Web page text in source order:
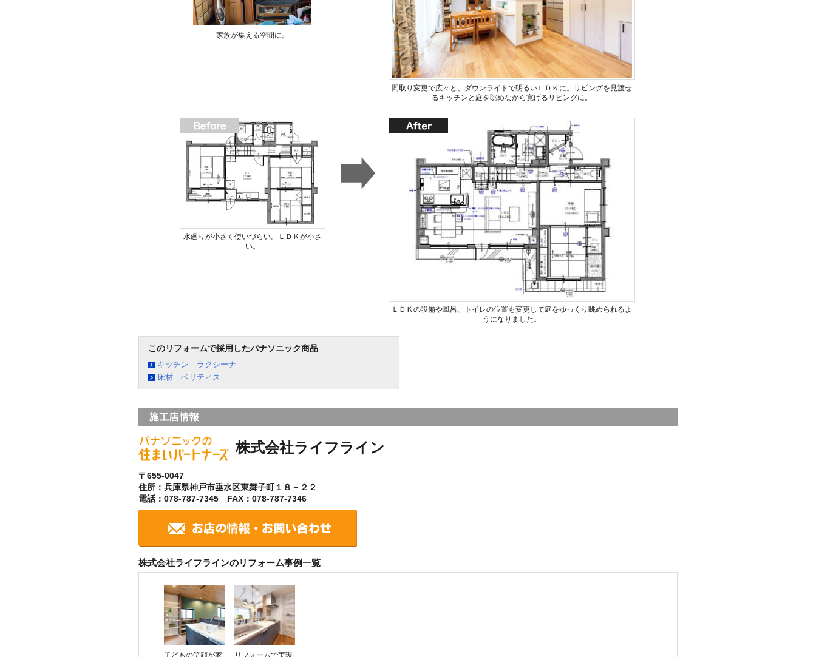
家族が集える空間に。
間取り変更で広々と、ダウンライトで明るいＬＤＫに。リビングを見渡せ
るキッチンと庭を眺めながら寛げるリビングに。
水廻りが小さく使いづらい。ＬＤＫが小さ
い。
ＬＤＫの設備や風呂、トイレの位置も変更して庭をゆっくり眺められるよ
うになりました。
このリフォームで採用したパナソニック商品
キッチン ラクシーナ
床材 ベリティス
株式会社ライフライン
〒655-0047
住所：兵庫県神戸市垂水区東舞子町１８－２２
電話：078-787-7345 FAX：078-787-7346
株式会社ライフラインのリフォーム事例一覧
子どもの笑顔が家 リフォームで実現